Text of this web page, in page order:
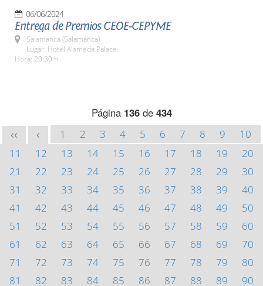
06/06/2024
Entrega de Premios CEOE-CEPYME
Salamanca (Salamanca)
Lugar: Hotel Alameda Palace
Hora: 20:30 h.
Página 136de 434
<< < 1 2 3 4 5 6 7 8 9
10
11
12 13 14 15 16 17 18 19
20
21
22 23 24 25 26 27 28 29
30
31
32 33 34 35 36 37 38 39
40
41
42 43 44 45 46 47 48 49
50
51
52 53 54 55 56 57 58 59
60
61
62 63 64 65 66 67 68 69
70
71
72 73 74 75 76 77 78 79
80
81
82 83 84 85 86 87 88 89
90